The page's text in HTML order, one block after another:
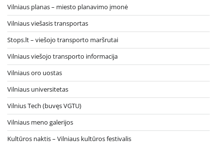
Vilniaus planas – miesto planavimo įmonė
Vilniaus viešasis transportas
Stops.lt – viešojo transporto maršrutai
Vilniaus viešojo transporto informacija
Vilniaus oro uostas
Vilniaus universitetas
Vilnius Tech (buvęs VGTU)
Vilniaus meno galerijos
Kultūros naktis – Vilniaus kultūros festivalis